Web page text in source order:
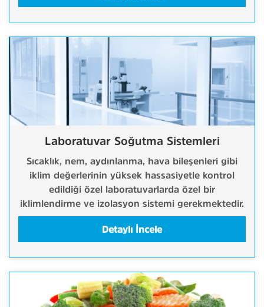
Laboratuvar Soğutma Sistemleri
Sıcaklık, nem, aydınlanma, hava bileşenleri gibi
iklim değerlerinin yüksek hassasiyetle kontrol
edildiği özel laboratuvarlarda özel bir
iklimlendirme ve izolasyon sistemi gerekmektedir.
Detaylı İncele